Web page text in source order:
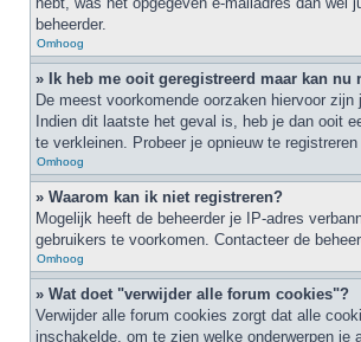
beheerder.
Omhoog
» Ik heb me ooit geregistreerd maar kan nu
De meest voorkomende oorzaken hiervoor
Indien dit laatste het geval is, heb je dan ooit
te verkleinen. Probeer je opnieuw te
Omhoog
» Waarom kan ik niet registreren?
Mogelijk heeft de beheerder je IP-adres
gebruikers te voorkomen. Contacteer de
Omhoog
» Wat doet "verwijder alle forum cookies"?
Verwijder alle forum cookies zorgt dat alle
inschakelde, om te zien welke onderwerpen je